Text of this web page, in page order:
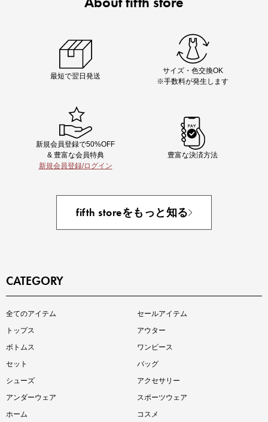
夏服まとめて手に入れるなら今
注目の新作が販売開始
最短で翌日発送
サイズ・色交換OK
※手数料が発生します
新規会員登録で50%OFF
& 豊富な会員特典
新規会員登録/ログイン
豊富な決済方法
fifth storeをもっと知る
CATEGORY
全てのアイテム
セールアイテム
トップス
アウター
ボトムス
ワンピース
セット
バッグ
シューズ
アクセサリー
アンダーウェア
スポーツウェア
ホーム
コスメ